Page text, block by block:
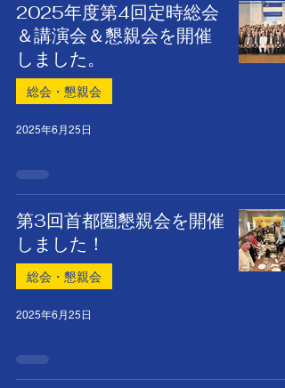
2025年度第4回定時総会
＆講演会＆懇親会を開催
しました。
総会・懇親会
2025年6月25日
第3回首都圏懇親会を開催
しました！
総会・懇親会
2025年6月25日